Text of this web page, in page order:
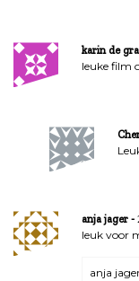
karin de
leuke film
anja jager
leuk voor
anja